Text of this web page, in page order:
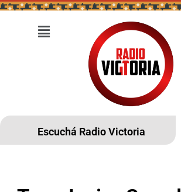
Escuchá Radio Victoria